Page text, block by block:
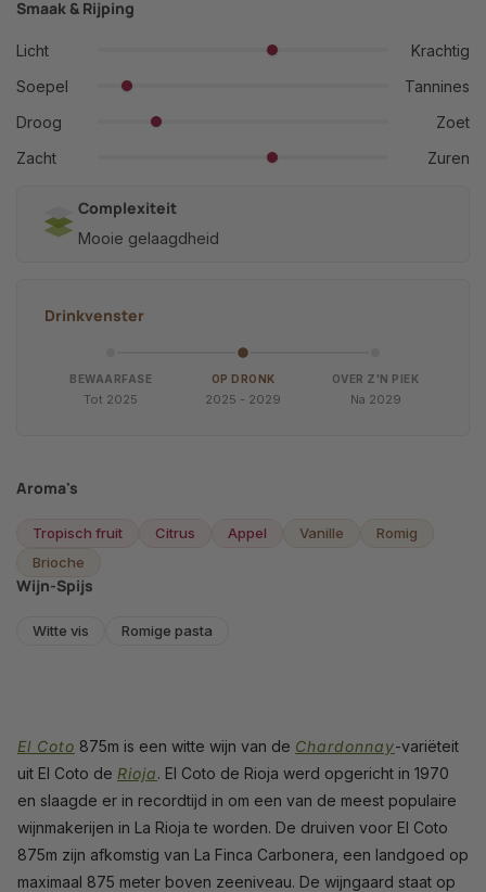
Smaak & Rijping
Licht
Krachtig
Soepel
Tannines
Droog
Zoet
Zacht
Zuren
Complexiteit
Mooie gelaagdheid
Drinkvenster
BEWAARFASE
Tot 2025
OP DRONK
2025 - 2029
OVER Z'N PIEK
Na 2029
Aroma's
Tropisch fruit Citrus Appel Vanille
Romig
Brioche
Wijn-Spijs
Witte vis Romige pasta
El Coto 875m is een witte wijn van de Chardonnay-variëteit
uit El Coto de Rioja. El Coto de Rioja werd opgericht in 1970
en slaagde er in recordtijd in om een van de meest populaire
wijnmakerijen in La Rioja te worden. De druiven voor El Coto
875m zijn afkomstig van La Finca Carbonera, een landgoed op
maximaal 875 meter boven zeeniveau. De wijngaard staat op